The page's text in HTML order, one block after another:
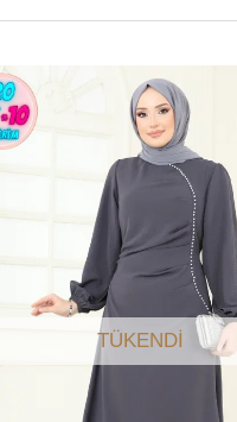
TÜKENDI